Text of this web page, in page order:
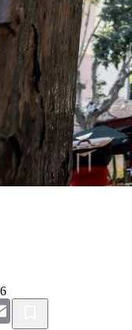
Email